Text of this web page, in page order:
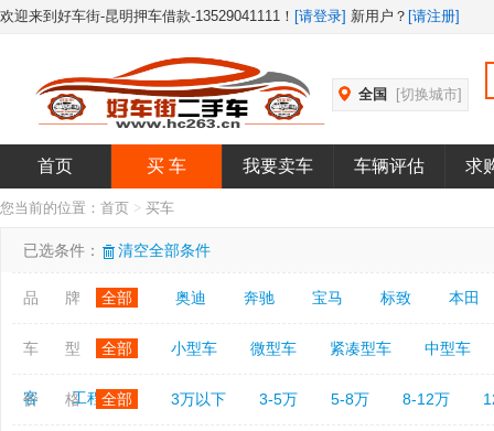
欢迎来到好车街-昆明押车借款-13529041111！ [请登录] 新用户？ [请注册]
全国 [切换城市]
首页 买 车 我要卖车 车辆评估 求
您当前的位置： 首页 > 买车
已选条件： 清空全部条件
品 牌 全部 奥迪 奔驰 宝马 标致 本田
车 型 全部 小型车 微型车 紧凑型车 中型车
客 工程车
价 格 全部 3万以下 3-5万 5-8万 8-12万